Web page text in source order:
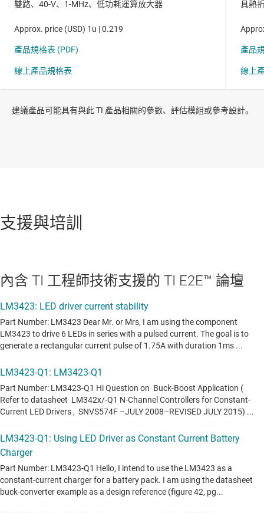
建議產品可能具有與此 TI 產品相關的參數、評估模組或參考設計。
支援與培訓
內含 TI 工程師技術支援的 TI E2E™ 論壇